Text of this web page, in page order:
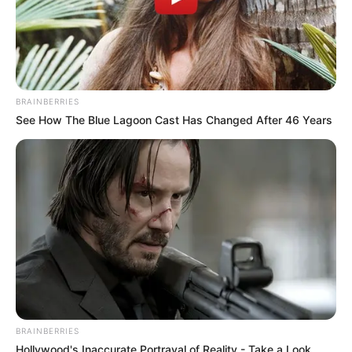
BRAINBERRIES
See How The Blue Lagoon Cast Has Changed After 46 Years
BRAINBERRIES
Hollywood's Inaccurate Portrayal of Reality - Take a Look